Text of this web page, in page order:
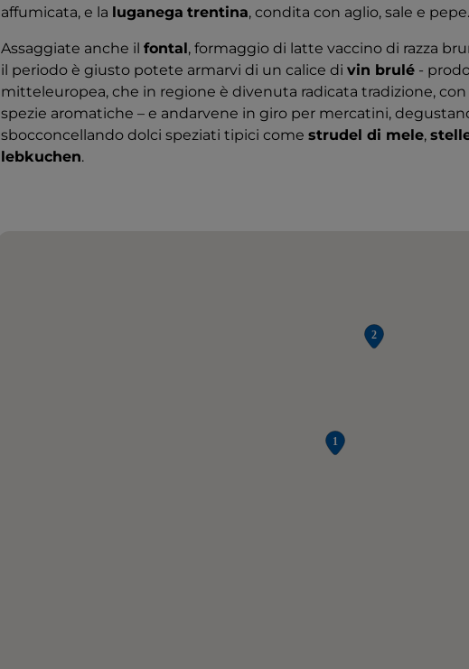
affumicata, e la luganega trentina, condita con aglio, sale e pepe.
Assaggiate anche il fontal, formaggio di latte vaccino di razza
il periodo è giusto potete armarvi di un calice di vin brulé -
mitteleuropea, che in regione è divenuta radicata tradizione, con
spezie aromatiche – e andarvene in giro per mercatini,
sbocconcellando dolci speziati tipici come strudel di mele,
lebkuchen.